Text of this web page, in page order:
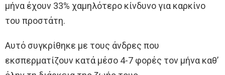
μήνα έχουν 33% χαμηλότερο κίνδυνο για καρκίνο
του προστάτη.
Αυτό συγκρίθηκε με τους άνδρες που
εκσπερματίζουν κατά μέσο 4-7 φορές τον μήνα καθ’